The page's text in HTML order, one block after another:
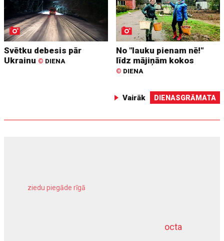
Svētku debesis pār
Ukrainu © DIENA
No "lauku pienam nē!"
līdz mājiņām kokos
© DIENA
Vairāk DIENASGRĀMATA
octa
ziedu piegāde rīgā
dziļurbums